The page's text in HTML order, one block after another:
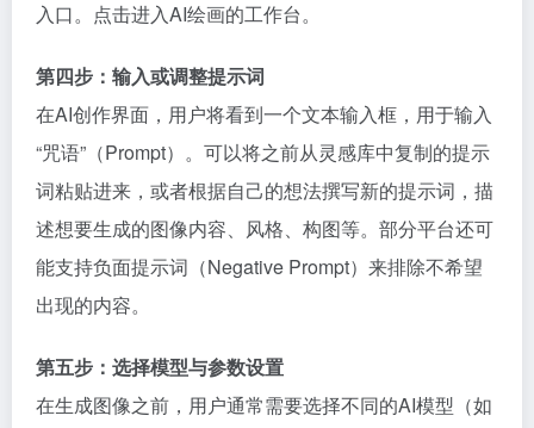
入口。点击进入AI绘画的工作台。
第四步：输入或调整提示词
在AI创作界面，用户将看到一个文本输入框，用于输入
“咒语”（Prompt）。可以将之前从灵感库中复制的提示
词粘贴进来，或者根据自己的想法撰写新的提示词，描
述想要生成的图像内容、风格、构图等。部分平台还可
能支持负面提示词（Negative Prompt）来排除不希望
出现的内容。
第五步：选择模型与参数设置
在生成图像之前，用户通常需要选择不同的AI模型（如